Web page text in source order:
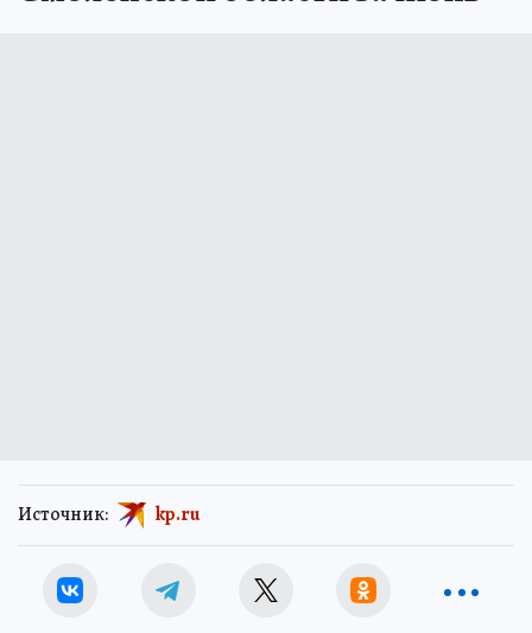
Источник: kp.ru